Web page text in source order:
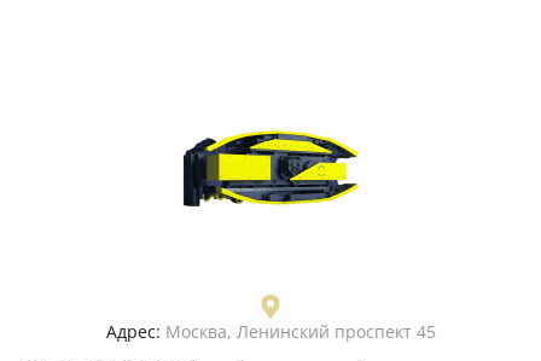
Адрес: Москва, Ленинский проспект 45